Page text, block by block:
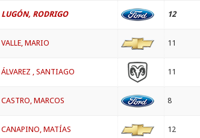
LUGÓN, RODRIGO 12
VALLE, MARIO 11
ÁLVAREZ , SANTIAGO 11
CASTRO, MARCOS 8
CANAPINO, MATÍAS 12